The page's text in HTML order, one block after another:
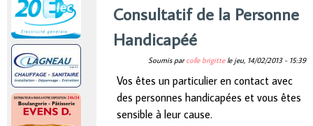
Consultatif de la Personne
Handicapéé
Soumis parcolle brigittele jeu, 14/02/2013 - 15:39
Vos êtes un particulier en contact avec
des personnes handicapées et vous êtes
sensible à leur cause.